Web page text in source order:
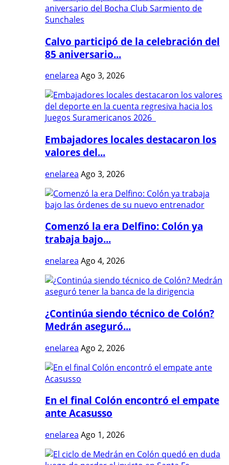
Calvo participó de la celebración del
85 aniversario...
enelarea Ago 3, 2026
Embajadores locales destacaron los
valores del...
enelarea Ago 3, 2026
Comenzó la era Delfino: Colón ya
trabaja bajo...
enelarea Ago 4, 2026
¿Continúa siendo técnico de Colón?
Medrán aseguró...
enelarea Ago 2, 2026
En el final Colón encontró el empate
ante Acasusso
enelarea Ago 1, 2026